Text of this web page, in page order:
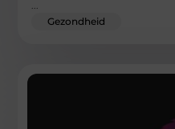
Gezondheid